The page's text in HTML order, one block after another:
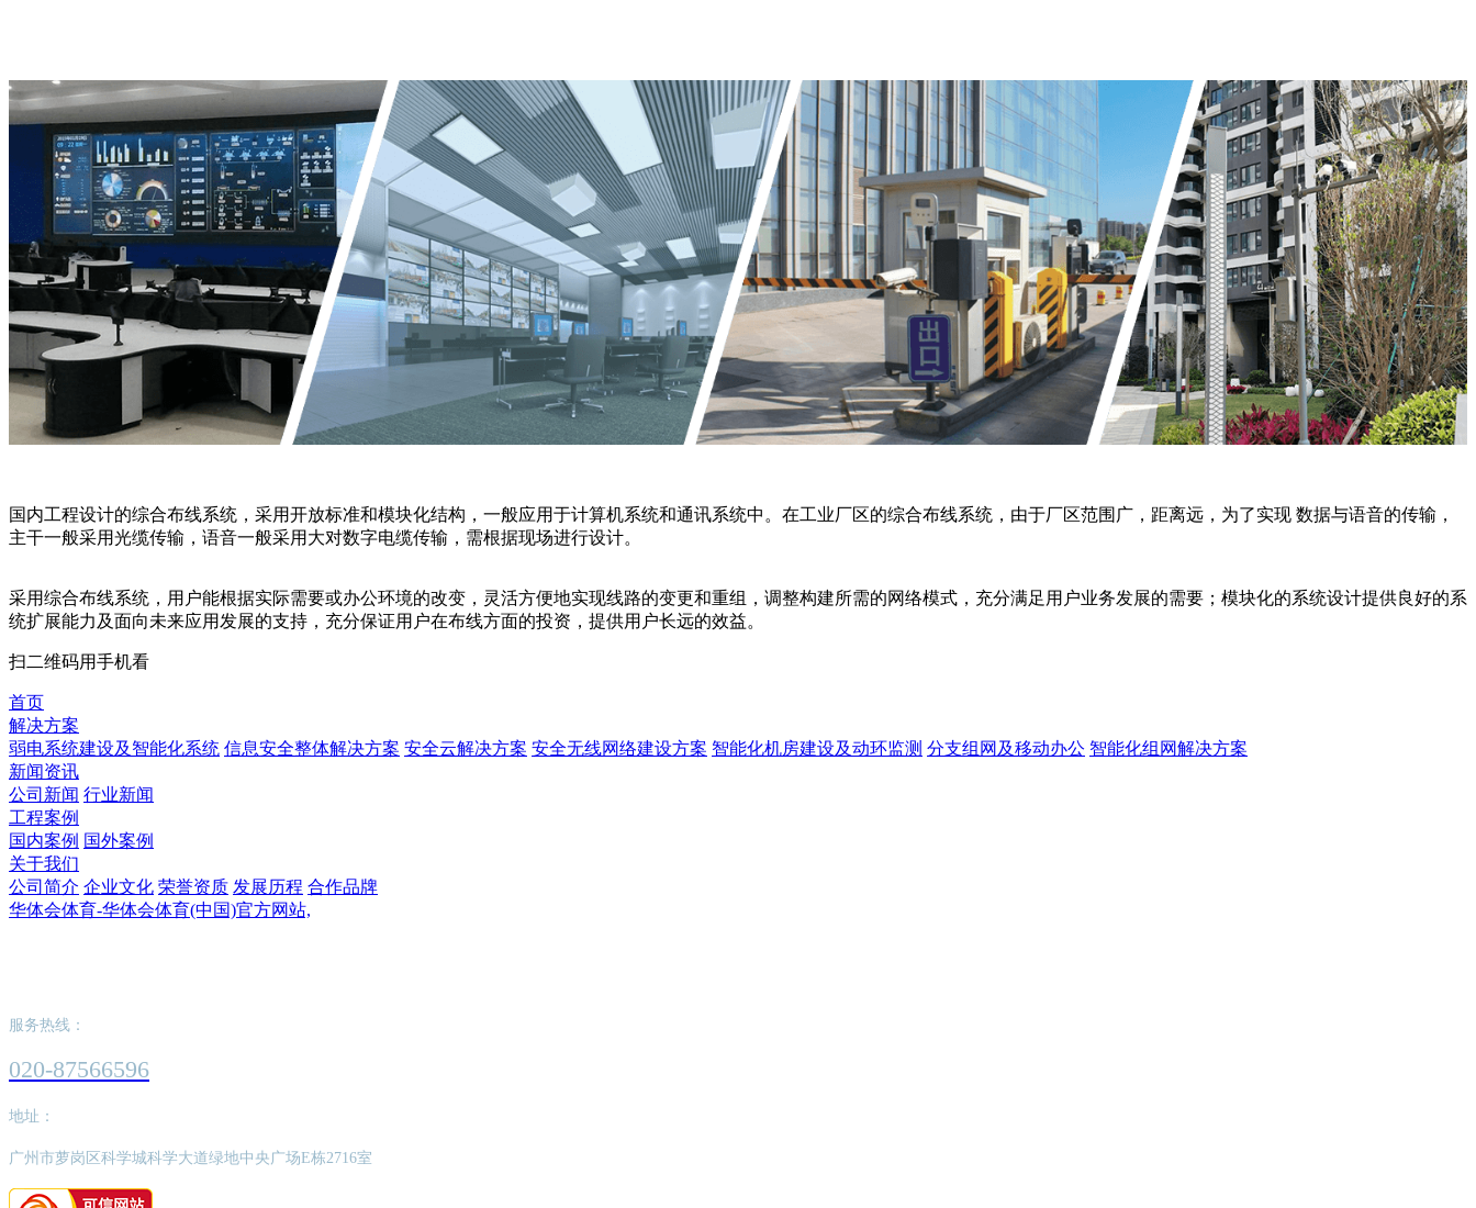
国内工程设计的综合布线系统，采用开放标准和模块化结构，一般应用于计算机系统和通讯系统中。在工业厂区的综合布线系统，由于厂区范围广，距离远，为了实现 数据与语音的传输，
主干一般采用光缆传输，语音一般采用大对数字电缆传输，需根据现场进行设计。
采用综合布线系统，用户能根据实际需要或办公环境的改变，灵活方便地实现线路的变更和重组，调整构建所需的网络模式，充分满足用户业务发展的需要；模块化的系统设计提供良好的系
统扩展能力及面向未来应用发展的支持，充分保证用户在布线方面的投资，提供用户长远的效益。
扫二维码用手机看
首页
解决方案
弱电系统建设及智能化系统 信息安全整体解决方案 安全云解决方案 安全无线网络建设方案 智能化机房建设及动环监测 分支组网及移动办公 智能化组网解决方案
新闻资讯
公司新闻 行业新闻
工程案例
国内案例 国外案例
关于我们
公司简介 企业文化 荣誉资质 发展历程 合作品牌
华体会体育-华体会体育(中国)官方网站,
服务热线：
020-87566596
地址：
广州市萝岗区科学城科学大道绿地中央广场E栋2716室